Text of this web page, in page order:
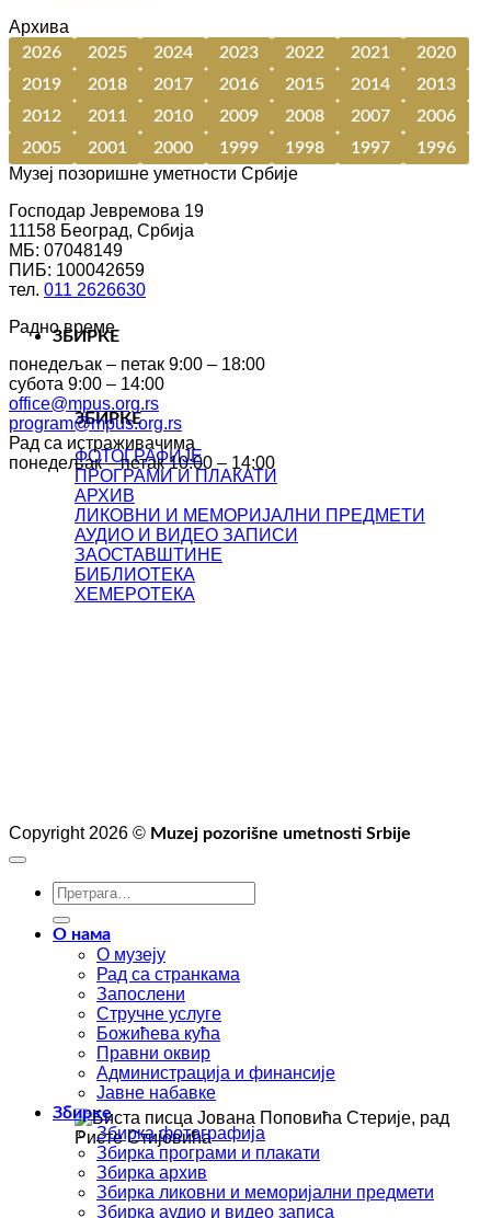
ЗБИРКЕ
ЗБИРКЕ
ФОТОГРАФИЈЕ
ПРОГРАМИ И ПЛАКАТИ
АРХИВ
ЛИКОВНИ И МЕМОРИЈАЛНИ ПРЕДМЕТИ
АУДИО И ВИДЕО ЗАПИСИ
ЗАОСТАВШТИНЕ
БИБЛИОТЕКА
ХЕМЕРОТЕКА
Архива
2026 2025 2024 2023 2022 2021
2020
2019
2018 2017 2016 2015 2014
2013
2012
2011 2010 2009 2008 2007
2006
2005
2001 2000 1999 1998 1997 1996
Музеј позоришне уметности Србије
Господар Јевремова 19
11158 Београд, Србија
МБ: 07048149
ПИБ: 100042659
тел. 011 2626630
Радно време
понедељак – петак 9:00 – 18:00
субота 9:00 – 14:00
office@mpus.org.rs
program@mpus.org.rs
Рад са истраживачима
понедељак – петак 10:00 – 14:00
Copyright 2026 © Muzej pozorišne umetnosti Srbije
О нама
О музеју
Рад са странкама
Запослени
Стручне услуге
Божићева кућа
Правни оквир
Администрација и финансије
Јавне набавке
Збирке
Збирка фотографија
Збирка програми и плакати
Збирка архив
Збирка ликовни и меморијални предмети
Збирка аудио и видео записа